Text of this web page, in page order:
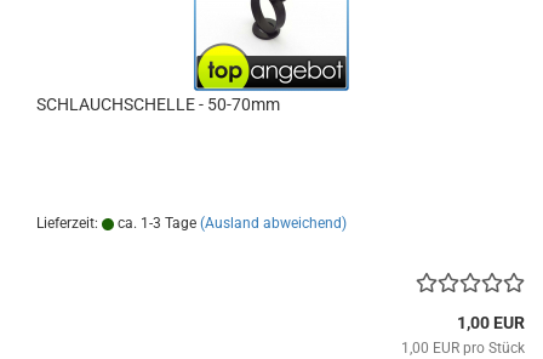
SCHLAUCHSCHELLE - 50-70mm
Lieferzeit: ca. 1-3 Tage (Ausland abweichend)
1,00 EUR
1,00 EUR pro Stück